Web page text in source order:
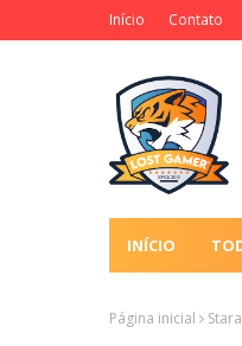
Início Contato
INÍCIO
Página inicial Stara